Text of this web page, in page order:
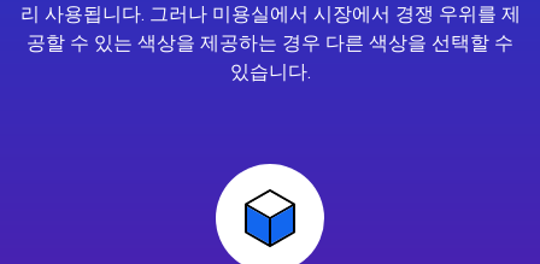
리 사용됩니다. 그러나 미용실에서 시장에서 경쟁 우위를 제
공할 수 있는 색상을 제공하는 경우 다른 색상을 선택할 수
있습니다.